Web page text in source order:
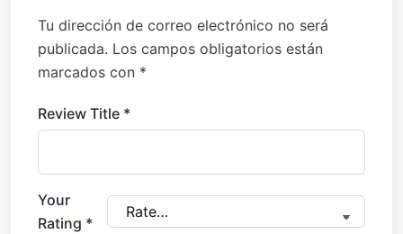
Tu dirección de correo electrónico no será
publicada. Los campos obligatorios están
marcados con *
Review Title *
Your
Rating *